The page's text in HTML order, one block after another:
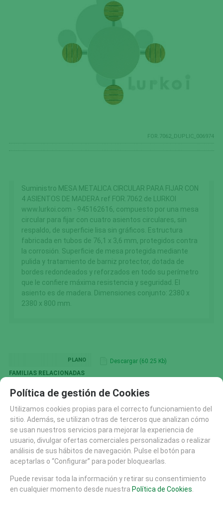
FOR.7062_DUPLIC_006974
Suministro MESA METALICA CIRCULAR PARA FIJAR CON
4 ASIENTOS DE MADERA ref FOR.7062 de LURKOI
www.lurkoi.com - 945162616, compuesto por una mesa
circular para fijar con cuatro asientos circulares, sin
respaldo, de superficie lisa sin gráficos. Estructura
fabricada en tubos de 76,1 x 3,6 mm, protegidos contra
la corrosión. Superficie de mesa protegida mediante
pulida y tratamiento de barniz protector, dotada de
bordes redondeados y reforzados en todo su perímetro
que le confiere máxima resistencia y seguridad. El
asiento es de madera. Dimensiones conjunto: 2380 x
2380 x 800 mm.
PLANO
Descargar (60.25 Kb)
FAMILIAS RELACIONADAS
SOLICITAR MÁS INFO RECOMENDAR
CATÁLOGO
AREAS DE JUEGO
MATERIALES
Política de gestión de Cookies
Utilizamos cookies propias para el correcto funcionamiento del
sitio. Además, se utilizan otras de terceros que analizan cómo
se usan nuestros servicios para mejorar la experiencia de
usuario, divulgar ofertas comerciales personalizadas o realizar
análisis de sus hábitos de navegación. Pulse el botón para
aceptarlas o “Configurar” para poder bloquearlas.
Puede revisar toda la información y retirar su consentimiento
en cualquier momento desde nuestra Política de Cookies